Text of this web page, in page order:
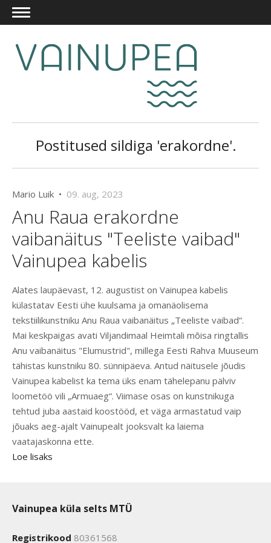
Postitused sildiga 'erakordne'.
Mario Luik • 09. aug, 2023
Anu Raua erakordne
vaibanäitus "Teeliste vaibad"
Vainupea kabelis
Alates laupäevast, 12. augustist on Vainupea kabelis
külastatav Eesti ühe kuulsama ja omanäolisema
tekstiilikunstniku Anu Raua vaibanäitus „Teeliste vaibad“.
Mai keskpaigas avati Viljandimaal Heimtali mõisa ringtallis
Anu vaibanäitus "Elumustrid", millega Eesti Rahva Muuseum
tähistas kunstniku 80. sünnipäeva. Antud näitusele jõudis
Vainupea kabelist ka tema üks enam tähelepanu pälviv
loometöö vili „Armuaeg“. Viimase osas on kunstnikuga
tehtud juba aastaid koostööd, et väga armastatud vaip
jõuaks aeg-ajalt Vainupealt jooksvalt ka laiema
vaatajaskonna ette.
Loe lisaks
Vainupea küla selts MTÜ
Registrikood 80361568